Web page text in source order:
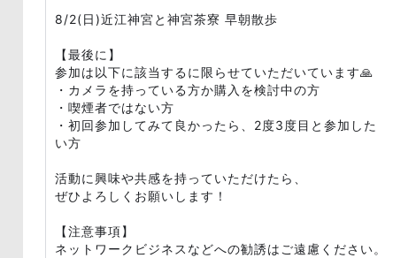
8/2(日)近江神宮と神宮茶寮 早朝散歩
【最後に】
参加は以下に該当するに限らせていただいています🙏
・カメラを持っている方か購入を検討中の方
・喫煙者ではない方
・初回参加してみて良かったら、2度3度目と参加した
い方
活動に興味や共感を持っていただけたら、
ぜひよろしくお願いします！
【注意事項】
ネットワークビジネスなどへの勧誘はご遠慮ください。